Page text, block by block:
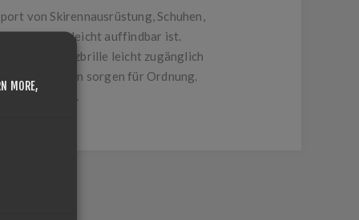
von Skirennausrüstung, Schuhen,
und leicht auffindbar ist.
und Schutzbrille leicht zugänglich
sorgen für Ordnung.
trocken.
MORE,